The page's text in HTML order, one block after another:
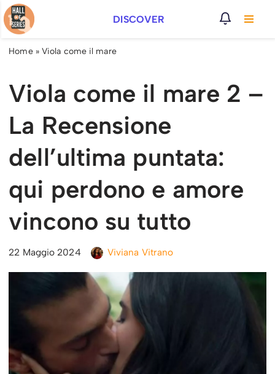
Vai
al
DISCOVER
Home» Viola come il mare
Viola come il mare 2 –
La Recensione
dell’ultima puntata:
qui perdono e amore
vincono su tutto
22 Maggio 2024 Viviana Vitrano